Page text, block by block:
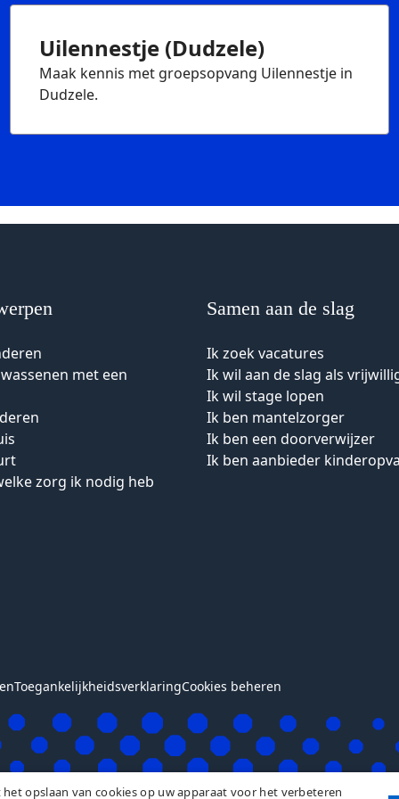
Uilennestje (Dudzele)
Maak kennis met groepsopvang Uilennestje in
Dudzele.
met een
zorg ik nodig heb
Samen aan de slag
Ik zoek vacatures
Ik wil aan de slag als
Ik wil stage lopen
Ik ben mantelzorger
Ik ben een doorverwijzer
Ik ben aanbieder
ToegankelijkheidsverklaringCookies beheren
opslaan van cookies op uw apparaat voor het verbeteren